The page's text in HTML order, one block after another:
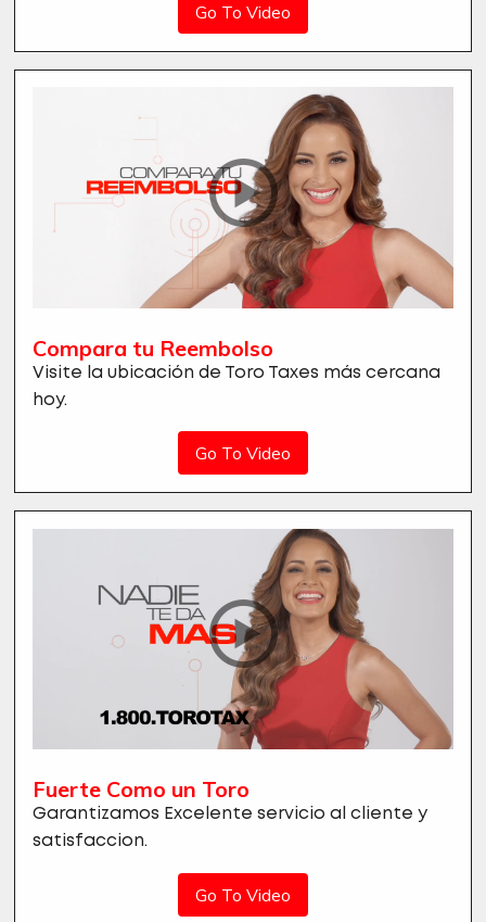
Go To Video
Compara tu Reembolso
Visite la ubicación de Toro Taxes más cercana
hoy.
Go To Video
Fuerte Como un Toro
Garantizamos Excelente servicio al cliente y
satisfaccion.
Go To Video